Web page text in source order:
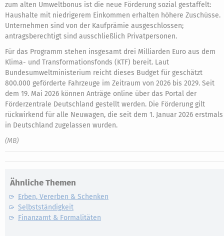
zum alten Umweltbonus ist die neue Förderung sozial gestaffelt:
Haushalte mit niedrigerem Einkommen erhalten höhere Zuschüsse.
Unternehmen sind von der Kaufprämie ausgeschlossen;
antragsberechtigt sind ausschließlich Privatpersonen.
Für das Programm stehen insgesamt drei Milliarden Euro aus dem
Klima- und Transformationsfonds (KTF) bereit. Laut
Bundesumweltministerium reicht dieses Budget für geschätzt
800.000 geförderte Fahrzeuge im Zeitraum von 2026 bis 2029. Seit
dem 19. Mai 2026 können Anträge online über das Portal der
Förderzentrale Deutschland gestellt werden. Die Förderung gilt
rückwirkend für alle Neuwagen, die seit dem 1. Januar 2026 erstmals
in Deutschland zugelassen wurden.
(MB)
Ähnliche Themen
Erben, Vererben & Schenken
Selbstständigkeit
Finanzamt & Formalitäten